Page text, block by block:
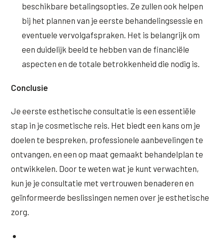
beschikbare betalingsopties. Ze zullen ook helpen
bij het plannen van je eerste behandelingsessie en
eventuele vervolgafspraken. Het is belangrijk om
een duidelijk beeld te hebben van de financiële
aspecten en de totale betrokkenheid die nodig is.
Conclusie
Je eerste esthetische consultatie is een essentiële
stap in je cosmetische reis. Het biedt een kans om je
doelen te bespreken, professionele aanbevelingen te
ontvangen, en een op maat gemaakt behandelplan te
ontwikkelen. Door te weten wat je kunt verwachten,
kun je je consultatie met vertrouwen benaderen en
geïnformeerde beslissingen nemen over je esthetische
zorg.